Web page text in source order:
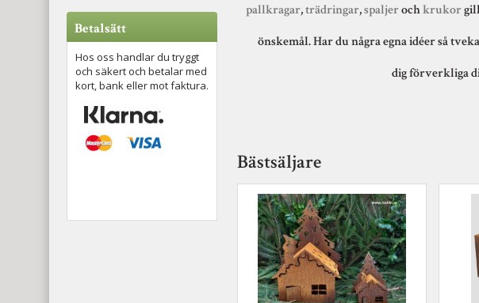
Betalsätt
Hos oss handlar du tryggt
och säkert och betalar med
kort, bank eller mot faktura.
pallkragar,trädringar,spaljerochkrukor
önskemål. Har du några egna idéer så
dig förverkliga
Bästsäljare